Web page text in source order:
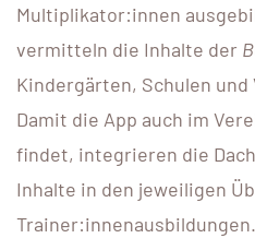
Multiplikator:innen
vermitteln die Inhalte der
Kindergärten, Schulen und
Damit die App auch im
findet, integrieren die
Inhalte in den jeweiligen
Trainer:innenausbildungen.